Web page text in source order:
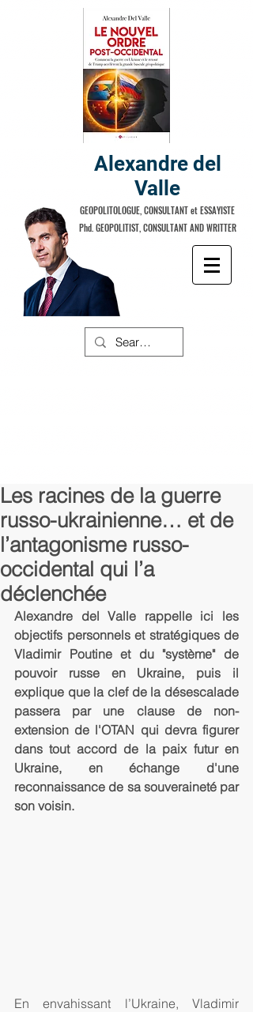
Alexandre del
Valle
GEOPOLITOLOGUE, CONSULTANT et ESSAYISTE
Phd. GEOPOLITIST, CONSULTANT AND WRITTER
Les racines de la guerre
russo-ukrainienne… et de
l’antagonisme russo-
occidental qui l’a
déclenchée
Alexandre del Valle rappelle ici les
objectifs personnels et stratégiques de
Vladimir Poutine et du "système" de
pouvoir russe en Ukraine, puis il
explique que la clef de la désescalade
passera par une clause de non-
extension de l'OTAN qui devra figurer
dans tout accord de la paix futur en
Ukraine, en échange d'une
reconnaissance de sa souveraineté par
son voisin.
En envahissant l’Ukraine, Vladimir